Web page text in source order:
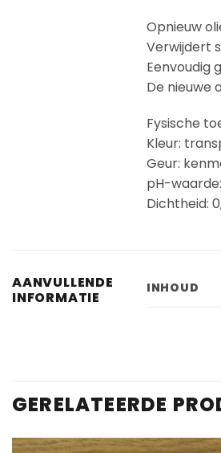
Opnieuw
Verwijdert
Eenvoudig
De nieuwe
Fysische
Kleur:
Geur:
pH-waarde:
Dichtheid:
AANVULLENDE
INFORMATIE
INHOUD
GERELATEERDE